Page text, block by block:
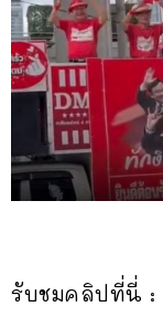
รับชมคลิปที่นี่ :